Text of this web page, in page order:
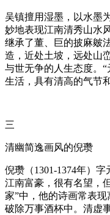
吴镇擅用湿墨，以水墨
妙地表现江南清秀山水
继承了董、巨的披麻皴
造，近处土坡，远处山
与世无争的人生态度。
生活，具有清高的气节
三
清幽简逸画风的倪瓒
倪瓒（1301-1374年）
江南富豪，很有名望，
家”中，他的诗画常表现
破除万事酒杯中。清虚